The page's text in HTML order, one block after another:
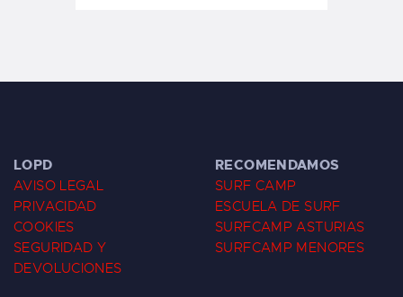
LOPD
AVISO LEGAL
PRIVACIDAD
COOKIES
SEGURIDAD Y
DEVOLUCIONES
RECOMENDAMOS
SURF CAMP
ESCUELA DE SURF
SURFCAMP ASTURIAS
SURFCAMP MENORES